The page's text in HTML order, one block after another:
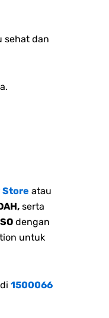
sehat dan
Store atau
serta
dengan
untuk
1500066